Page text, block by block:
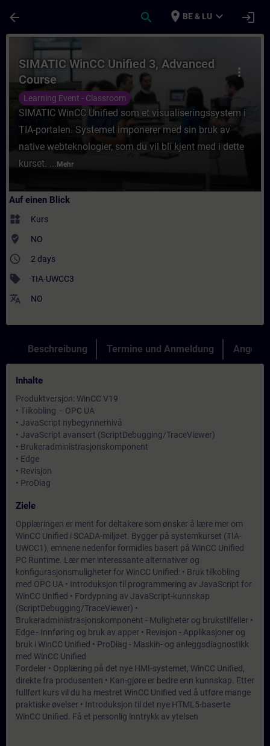
arrow_back search place BE & LU expand_more login
Kurs - SIMATIC WinCC Unified 3,
more_vert
SIMATIC WinCC Unified 3, Advanced
Course
Learning Event - Classroom
SIMATIC WinCC Unified som et visualiseringssystem i
TIA-portalen. Systemet imponerer med sin bruk av
native webteknologier, som du vil bli kjent med i dette
kurset. ... Mehr
Auf einen Blick
widgets Kurs
where_to_vote NO
access_time 2 days
sell TIA-UWCC3
translate NO
Beschreibung Termine und Anmeldung Angebot
Inhalte
Produktversjon: WinCC V19
• Tilkobling – OPC UA
• JavaScript nybegynnernivå
• JavaScript avansert (ScriptDebugging/TraceViewer)
• Brukeradministrasjonskomponent
• Edge
• Revisjon
• ProDiag
Ziele
Opplæringen er ment for deltakere som ønsker å lære mer om
WinCC Unified i SCADA-miljøet. Bygger på systemkurset (TIA-
UWCC1), emnene nedenfor formidles basert på WinCC Unified
PC Runtime. Lær mer interessante alternativer og
konfigurasjonsmuligheter for WinCC Unified: • Bruk tilkobling
med OPC UA • Introduksjon til programmering av JavaScript for
WinCC Unified • Fordypning av JavaScript-kunnskap
(ScriptDebugging/TraceViewer) •
Brukeradministrasjonskomponent - Muligheter og brukstilfeller •
Edge - Innføring og bruk av apper • Revisjon - Applikasjoner og
bruk i WinCC Unified • ProDiag - Maskin- og anleggsdiagnostikk
med WinCC Unified
Fordeler • Opplæring på det nye HMI-systemet, WinCC Unified,
direkte fra produsenten • Kan-gjøre er bedre enn kunnskap. Etter
fullført kurs vil du ha mestret WinCC Unified ved å utføre mange
praktiske øvelser • Introduksjon til det nye HTML5-baserte
WinCC Unified. Få et personlig inntrykk av ytelsen